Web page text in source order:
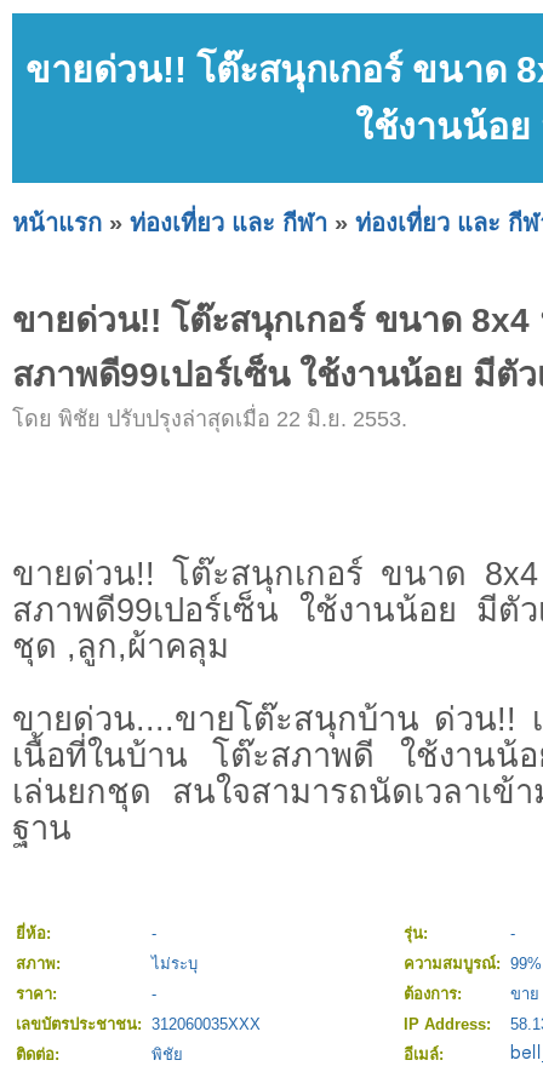
ขายด่วน!! โต๊ะสนุกเกอร์ ขนาด
ใช้งานน้อย
หน้าแรก » ท่องเที่ยว และ กีฬา » ท่องเที่ยว และ กี
ขายด่วน!! โต๊ะสนุกเกอร์ ขนาด
สภาพดี99เปอร์เซ็น ใช้งานน้อย มีตั
โดย พิชัย ปรับปรุงล่าสุดเมื่อ 22 มิ.ย. 2553.
ขายด่วน!! โต๊ะสนุกเกอร์ ขนาด
สภาพดี99เปอร์เซ็น ใช้งานน้อย มีตั
ชุด ,ลูก,ผ้าคลุม
ขายด่วน....ขายโต๊ะสนุกบ้าน ด่วน!!
เนื้อที่ในบ้าน โต๊ะสภาพดี ใช้งานน้
เล่นยกชุด สนใจสามารถนัดเวลาเข้
ฐาน
ยี่ห้อ: - รุ่น:
-
สภาพ:
ไม่ระบุ ความสมบูรณ์: 99%
ราคา:
- ต้องการ:
ขาย
เลขบัตรประชาชน: 312060035XXX IP Address:
ติดต่อ:
พิชัย
อีเมล์: